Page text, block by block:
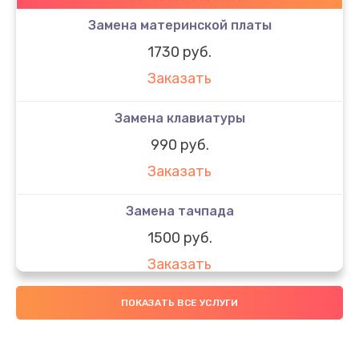
Замена материнской платы
1730 руб.
Заказать
Замена клавиатуры
990 руб.
Заказать
Замена тачпада
1500 руб.
Заказать
Замена южного моста
ПОКАЗАТЬ ВСЕ УСЛУГИ